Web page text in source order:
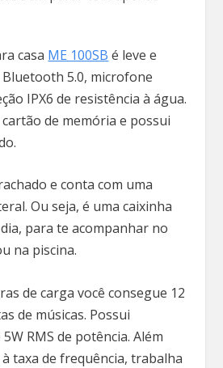
casa ME 100SB é leve e
Bluetooth 5.0, microfone
IPX6 de resistência à água.
de memória e possui
e conta com uma
Ou seja, é uma caixinha
para te acompanhar no
na piscina.
de carga você consegue 12
de músicas. Possui
RMS de potência. Além
taxa de frequência, trabalha